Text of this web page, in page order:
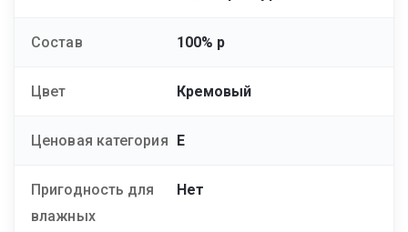
Состав 100% р
Цвет Кремовый
Ценовая категория E
Пригодность для
влажных
Нет